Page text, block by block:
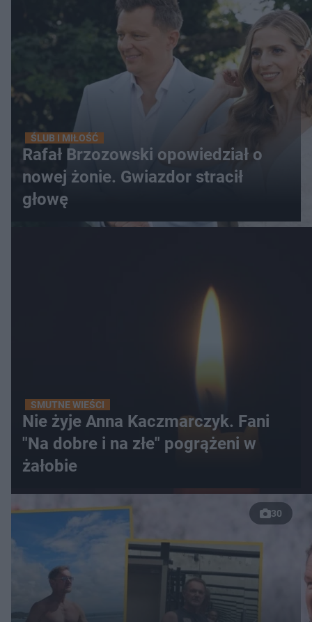
ŚLUB I MIŁOŚĆ
Rafał Brzozowski opowiedział o
nowej żonie. Gwiazdor stracił
głowę
SMUTNE WIEŚCI
Nie żyje Anna Kaczmarczyk. Fani
"Na dobre i na złe" pogrążeni w
żałobie
30